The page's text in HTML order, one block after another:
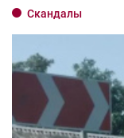
Скандалы